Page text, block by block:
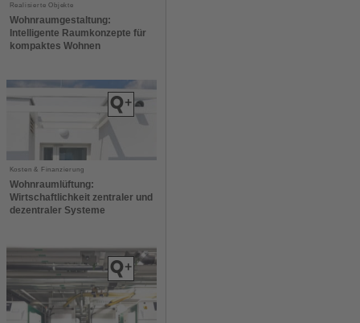
Realisierte Objekte
Wohnraumgestaltung:
Intelligente Raumkonzepte für
kompaktes Wohnen
Kosten & Finanzierung
Wohnraumlüftung:
Wirtschaftlichkeit zentraler und
dezentraler Systeme